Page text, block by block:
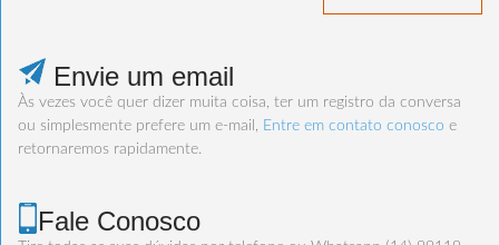
Envie um email
Às vezes você quer dizer muita coisa, ter um registro da conversa
ou simplesmente prefere um e-mail,
Entre em contato conosco e
retornaremos rapidamente.
Fale Conosco